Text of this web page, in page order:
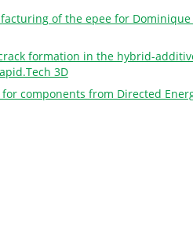
of the epee for
formation in the hybrid-
3D
components from Directed